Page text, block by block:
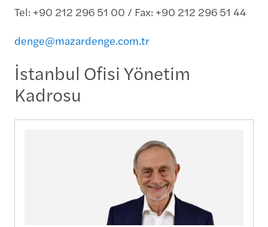
Tel: +90 212 296 51 00 / Fax: +90 212 296 51 44
denge@mazardenge.com.tr
İstanbul Ofisi Yönetim
Kadrosu